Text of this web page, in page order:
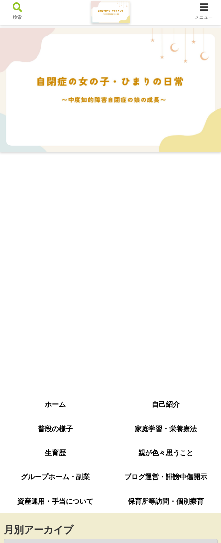
ホーム 自己紹介
普段の様子 家庭学習・栄養療法
生育歴 親が色々思うこと
グループホーム・副業 ブログ運営・誹謗中傷開示
資産運用・手当について 保育所等訪問・個別療育
月別アーカイブ
検索 メニュー